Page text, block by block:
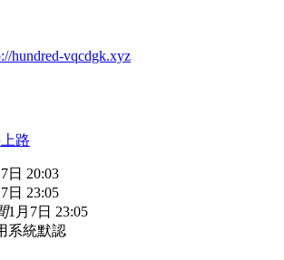
hundred-vqcdgk.xyz
路
日 20:03
日 23:05
1月7日 23:05
系統默認